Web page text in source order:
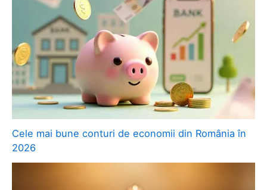
Cele mai bune conturi de economii din România în
2026